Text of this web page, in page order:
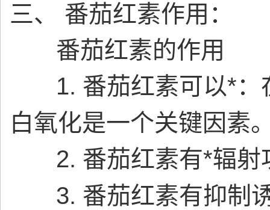
三、 番茄红素作用：
番茄红素的作用
1. 番茄红素可以*：
白氧化是一个关键因素
2. 番茄红素有*辐射
3. 番茄红素有抑制